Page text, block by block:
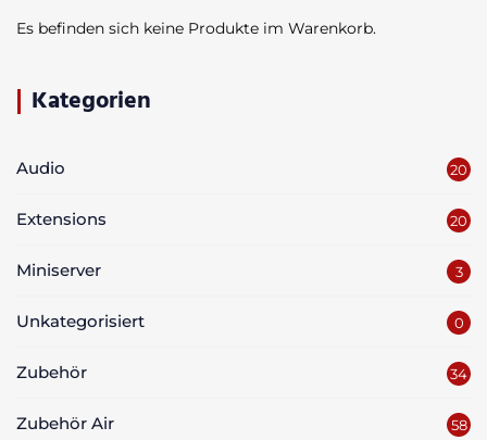
Es befinden sich keine Produkte im Warenkorb.
Kategorien
Audio 20
Extensions 20
Miniserver 3
Unkategorisiert 0
Zubehör 34
Zubehör Air 58